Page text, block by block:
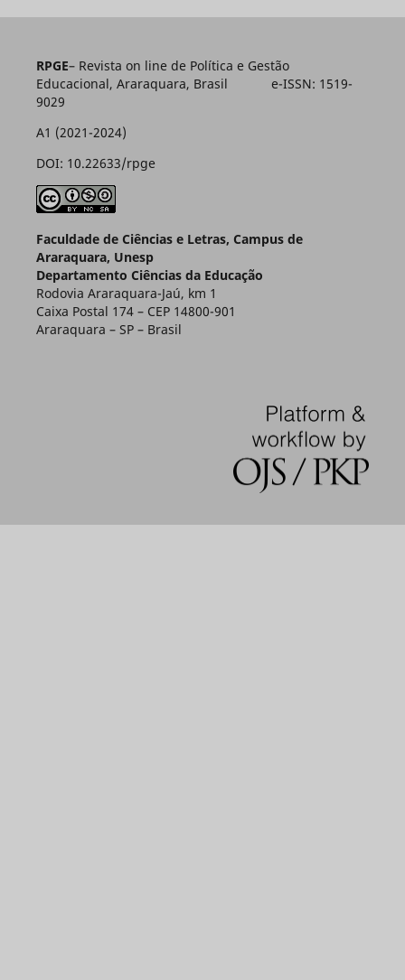
RPGE– Revista on line de Política e Gestão
Educacional, Araraquara, Brasil e-ISSN: 1519-
9029
A1 (2021-2024)
DOI: 10.22633/rpge
Faculdade de Ciências e Letras, Campus de
Araraquara, Unesp
Departamento Ciências da Educação
Rodovia Araraquara-Jaú, km 1
Caixa Postal 174 – CEP 14800-901
Araraquara – SP – Brasil